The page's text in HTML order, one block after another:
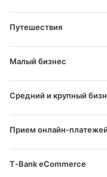
Путешествия
Малый бизнес
Средний и крупный
Прием онлайн‑платежей
T‑Bank eCommerce